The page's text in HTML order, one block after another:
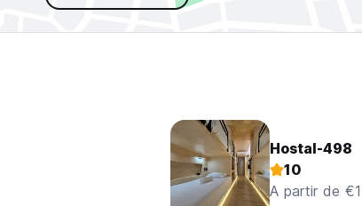
Hostal-498
10
A partir de